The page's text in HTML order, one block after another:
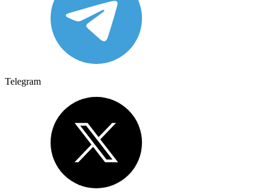
Telegram